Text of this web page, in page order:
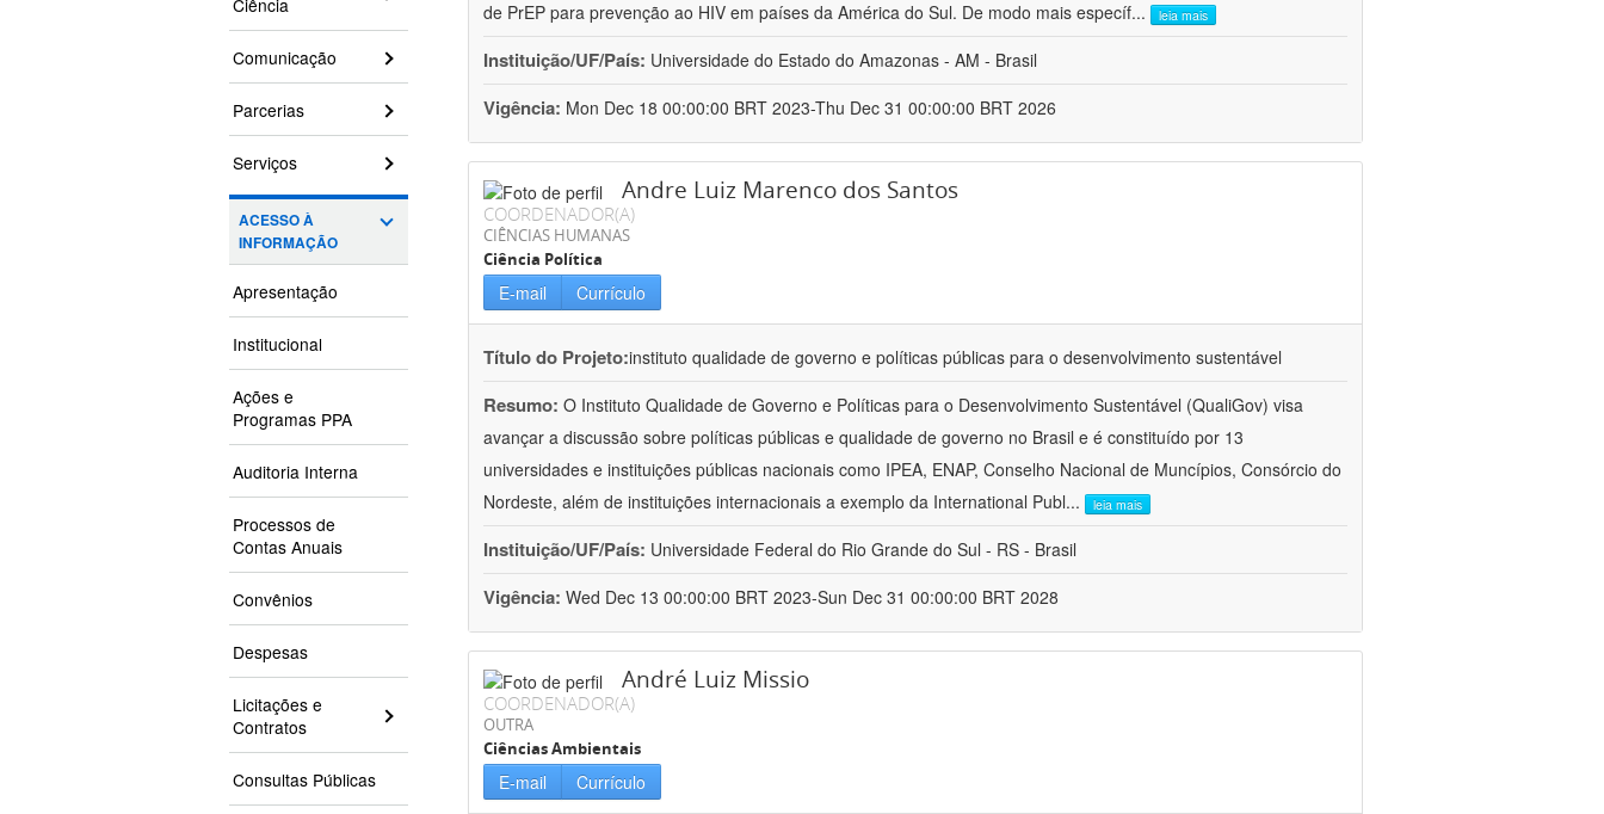
Ciência
Comunicação
Parcerias
Serviços
ACESSO À
INFORMAÇÃO
Apresentação
Institucional
Ações e
Programas PPA
Auditoria Interna
Processos de
Contas Anuais
Convênios
Despesas
Licitações e
Contratos
Consultas Públicas
de PrEP para prevenção ao HIV em países da América do Sul. De modo mais específ... leia mais
Instituição/UF/País: Universidade do Estado do Amazonas - AM - Brasil
Vigência: Mon Dec 18 00:00:00 BRT 2023-Thu Dec 31 00:00:00 BRT 2026
Andre Luiz Marenco dos Santos
COORDENADOR(A)
CIÊNCIAS HUMANAS
Ciência Política
E-mail Currículo
Título do Projeto:instituto qualidade de governo e políticas públicas para o desenvolvimento sustentável
Resumo: O Instituto Qualidade de Governo e Políticas para o Desenvolvimento Sustentável (QualiGov) visa
avançar a discussão sobre políticas públicas e qualidade de governo no Brasil e é constituído por 13
universidades e instituições públicas nacionais como IPEA, ENAP, Conselho Nacional de Muncípios, Consórcio do
Nordeste, além de instituições internacionais a exemplo da International Publ... leia mais
Instituição/UF/País: Universidade Federal do Rio Grande do Sul - RS - Brasil
Vigência: Wed Dec 13 00:00:00 BRT 2023-Sun Dec 31 00:00:00 BRT 2028
André Luiz Missio
COORDENADOR(A)
OUTRA
Ciências Ambientais
E-mail Currículo